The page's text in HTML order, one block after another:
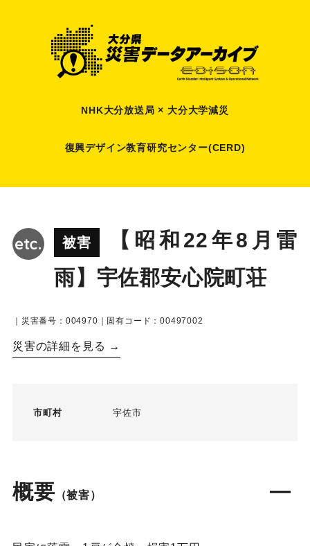
NHK大分放送局 × 大分大学減災
復興デザイン教育研究センター(CERD)
被害
【昭和22年8月雷
雨】宇佐郡安心院町荘
｜災害番号：004970｜固有コード：00497002
災害の詳細を見る →
市町村 宇佐市
概要 （被害）